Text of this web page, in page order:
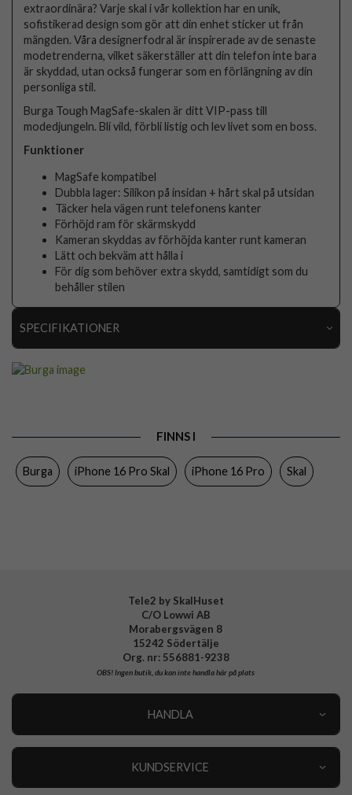
extraordinära? Varje skal i vår kollektion har en unik,
sofistikerad design som gör att din enhet sticker ut från
mängden. Våra designerfodral är inspirerade av de senaste
modetrenderna, vilket säkerställer att din telefon inte bara
är skyddad, utan också fungerar som en förlängning av din
personliga stil.
Burga Tough MagSafe-skalen är ditt VIP-pass till
modedjungeln. Bli vild, förbli listig och lev livet som en boss.
Funktioner
MagSafe kompatibel
Dubbla lager: Silikon på insidan + hårt skal på utsidan
Täcker hela vägen runt telefonens kanter
Förhöjd ram för skärmskydd
Kameran skyddas av förhöjda kanter runt kameran
Lätt och bekväm att hålla i
För dig som behöver extra skydd, samtidigt som du
behåller stilen
SPECIFIKATIONER
Material Hårdplast (PC), Mjukplast (TPU)
FINNS I
Burga iPhone 16 Pro Skal iPhone 16 Pro Skal
Tele2 by SkalHuset
C/O Lowwi AB
Morabergsvägen 8
15242 Södertälje
Org. nr: 556881-9238
OBS!Ingen butik, du kan inte handla här på plats
HANDLA
KUNDSERVICE